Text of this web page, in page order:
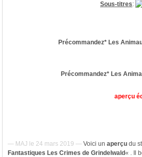
Sous-titres:
Précommandez* Les
Précommandez* Les
aperçu
— MAJ le 24 mars 2019 — Voici un aperçu du
Fantastiques Les Crimes de Grindelwald« . Il